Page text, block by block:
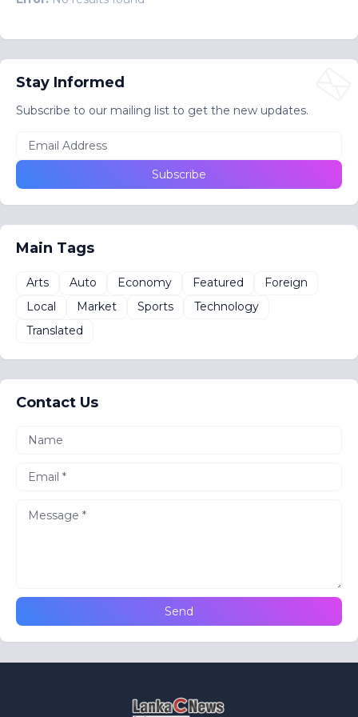
Stay Informed
Subscribe to our mailing list to get the new updates.
Main Tags
Arts Auto Economy Featured
Foreign
Local
Market Sports
Technology
Translated
Contact Us